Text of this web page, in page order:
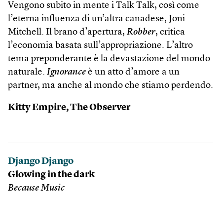
Vengono subito in mente i Talk Talk, così come
l’eterna influenza di un’altra canadese, Joni
Mitchell. Il brano d’apertura, Robber, critica
l’economia basata sull’appropriazione. L’altro
tema preponderante è la devastazione del mondo
naturale. Ignorance è un atto d’amore a un
partner, ma anche al mondo che stiamo perdendo.
Kitty Empire, The Observer
Django Django
Glowing in the dark
Because Music